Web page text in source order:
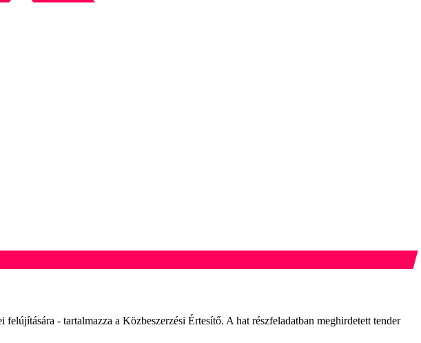
- tartalmazza a Közbeszerzési Értesítő. A hat részfeladatban meghirdetett tender